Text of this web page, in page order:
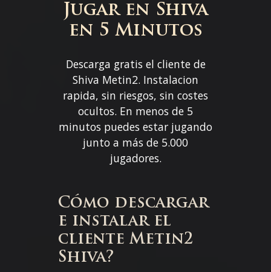
Jugar en Shiva
en 5 Minutos
Descarga gratis el cliente de
Shiva Metin2. Instalacion
rapida, sin riesgos, sin costes
ocultos. En menos de 5
minutos puedes estar jugando
junto a más de 5.000
jugadores.
Cómo descargar
e instalar el
cliente Metin2
Shiva?